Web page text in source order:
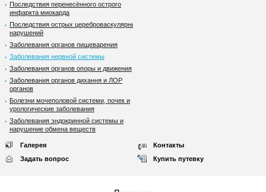
Последствия перенесённого острого
инфаркта миокарда
Последствия острых цереброваскулярных
нарушений
Заболевания органов пищеварения
Заболевания нервной системы
Заболевания органов опоры и движения
Заболевания органов дихання и ЛОР
органов
Болезни мочеполовой системи, почек и
урологические заболевания
Заболевания эндокринной системы и
нарушение обмена веществ
Галерея
Контакты
Задать вопрос
Купить путевку